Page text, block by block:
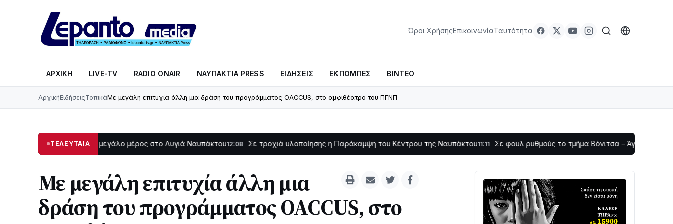
Όροι ΧρήσηςΕπικοινωνίαΤαυτότητα
ΑΡΧΙΚΉ LIVE-TV RADIO ONAIR ΝΑΥΠΑΚΤΊΑ PRESS ΕΙΔΉΣΕΙΣ ΕΚΠΟΜΠΈΣ ΒΊΝΤΕΟ
ΑρχικήΕιδήσειςΤοπικάΜε μεγάλη επιτυχία άλλη μια δράση του προγράμματος OACCUS, στο αμφιθέατρο του ΠΓΝΠ
ΤΕΛΕΥΤΑΙΑ
Στο σκοτάδι μεγάλο μέρος στο Λυγιά Ναυπάκτου12:08 Σε τροχιά υλοποίησης η Παράκαμψη του Κέντρου της Ναυπάκτου11:11 Σε φουλ ρυθμούς το τμήμα Βόνιτσα – Άγιος Νικόλαος |
Με μεγάλη επιτυχία άλλη μια
δράση του προγράμματος OACCUS, στο